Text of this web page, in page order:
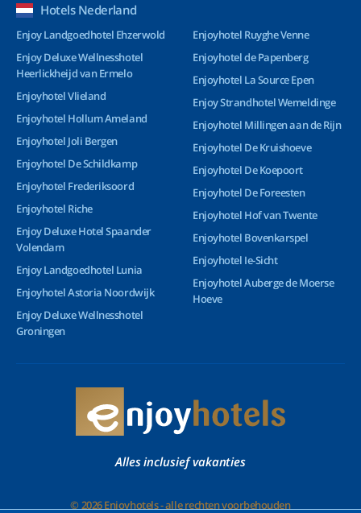
Hotels Nederland
Enjoy Landgoedhotel Ehzerwold
Enjoy Deluxe Wellnesshotel
Heerlickheijd van Ermelo
Enjoyhotel Vlieland
Enjoyhotel Hollum Ameland
Enjoyhotel Joli Bergen
Enjoyhotel De Schildkamp
Enjoyhotel Frederiksoord
Enjoyhotel Riche
Enjoy Deluxe Hotel Spaander
Volendam
Enjoy Landgoedhotel Lunia
Enjoyhotel Astoria Noordwijk
Enjoy Deluxe Wellnesshotel
Groningen
Enjoyhotel Ruyghe Venne
Enjoyhotel de Papenberg
Enjoyhotel La Source Epen
Enjoy Strandhotel Wemeldinge
Enjoyhotel Millingen aan de Rijn
Enjoyhotel De Kruishoeve
Enjoyhotel De Koepoort
Enjoyhotel De Foreesten
Enjoyhotel Hof van Twente
Enjoyhotel Bovenkarspel
Enjoyhotel Ie-Sicht
Enjoyhotel Auberge de Moerse
Hoeve
Alles inclusief vakanties
© 2026 Enjoyhotels - alle rechten voorbehouden